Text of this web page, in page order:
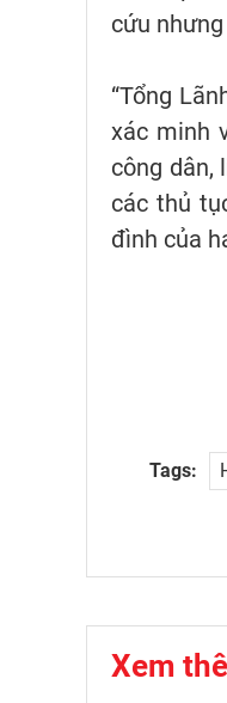
cứu
“Tổng
xác minh
công dân,
các thủ
đình của
Tags:
Xem